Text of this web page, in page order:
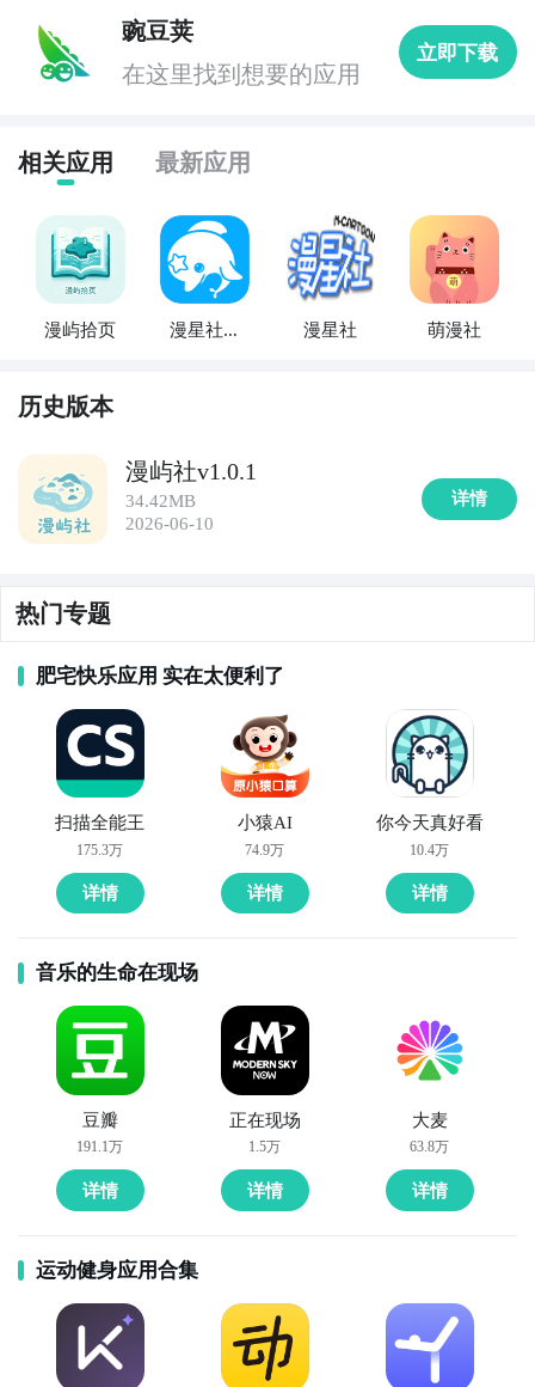
豌豆荚
在这里找到想要的应用
立即下载
相关应用 最新应用
漫屿拾页
漫星社漫
漫星社 萌漫社
历史版本
漫屿社v1.0.1
34.42MB
2026-06-10
详情
热门专题
肥宅快乐应用 实在太便利了
扫描全能王
175.3万
详情
小猿AI
74.9万
详情
你今天真好看
10.4万
详情
音乐的生命在现场
豆瓣
191.1万
详情
正在现场
1.5万
详情
大麦
63.8万
详情
运动健身应用合集